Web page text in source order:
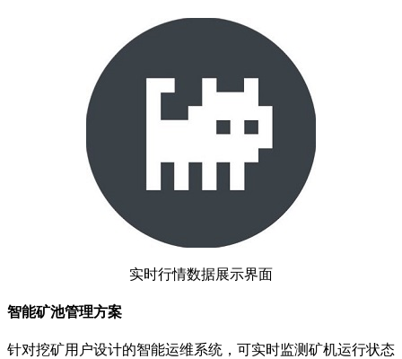
实时行情数据展示界面
智能矿池管理方案
针对挖矿用户设计的智能运维系统，可实时监测矿机运行状态